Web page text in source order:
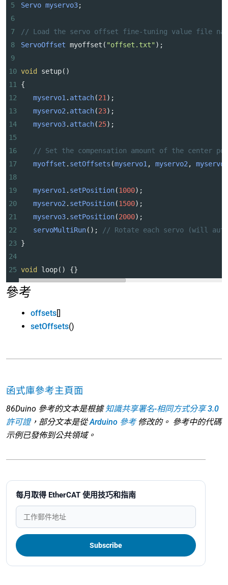
每月取得 EtherCAT 使用技巧和指南
5
Servo myservo3;
6
7
// Load the servo offset fine-tuning value file
8
ServoOffset myoffset ( "offset.txt" );
9
10 void setup()
11
{
12
myservo1 . attach(21 );
13
myservo2 . attach(23);
14
myservo3. attach(25);
15
16
// Set the compensation amount of the center
17
myoffset . setOffsets (myservo1 , myservo2 , myservo3
18
19
myservo1 . setPosition(1000);
20
myservo2 . setPosition(1500);
21
myservo3. setPosition(2000);
22
servoMultiRun();
// Rotate each servo (will
23
}
24
25 void loop() {}
參考
offsets[]
setOffsets()
函式庫參考主頁面
86Duino 參考的文本是根據知識共享署名-相同方式分享 3.0
許可證，部分文本是從Arduino 參考修改的。 參考中的代碼
示例已發佈到公共領域。